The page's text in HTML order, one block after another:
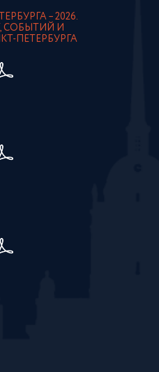
– 2026.
СОБЫТИЙ И
ПЕТЕРБУРГА